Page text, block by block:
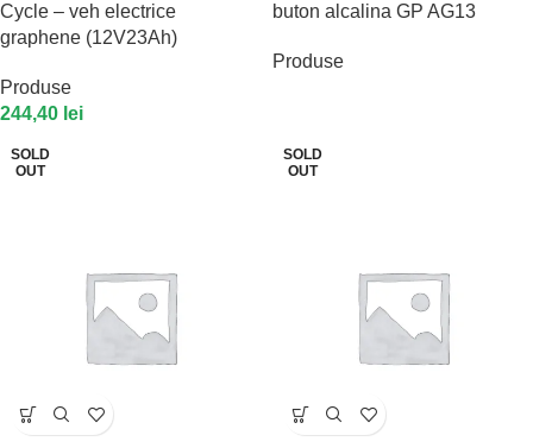
Cycle – veh electrice
graphene (12V23Ah)
Produse
244,40 lei
buton alcalina GP AG13
Produse
SOLD
OUT
SOLD
OUT